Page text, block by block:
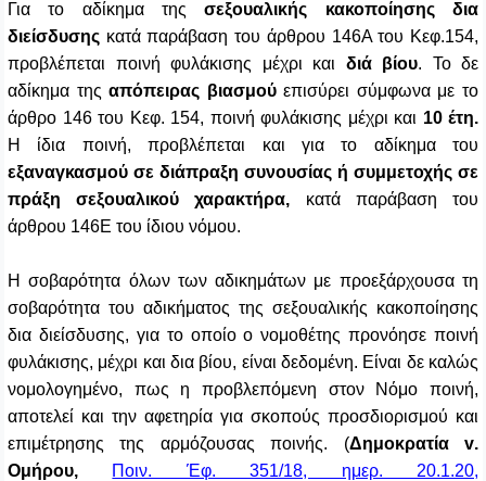
Για το αδίκημα τηςσεξουαλικής κακοποίησης δια
διείσδυσης κατά παράβαση του άρθρου 146Α του Κεφ.154,
προβλέπεται ποινή φυλάκισης μέχρι και διά βίου. Το δε
αδίκημα τηςαπόπειρας βιασμούεπισύρει σύμφωνα με το
άρθρο 146 του Κεφ. 154, ποινή φυλάκισης μέχρι και 10 έτη.
Η ίδια ποινή, προβλέπεται και για το αδίκημα του
εξαναγκασμού σε διάπραξη συνουσίας ή συμμετοχής σε
πράξη σεξουαλικού χαρακτήρα, κατά παράβαση του
άρθρου 146Ε του ίδιου νόμου.
Η σοβαρότητα όλων των αδικημάτων με προεξάρχουσα τη
σοβαρότητα του αδικήματος της σεξουαλικής κακοποίησης
δια διείσδυσης, για το οποίο ο νομοθέτης προνόησε ποινή
φυλάκισης, μέχρι και δια βίου, είναι δεδομένη. Είναι δε καλώς
νομολογημένο, πως η προβλεπόμενη στον Νόμο ποινή,
αποτελεί και την αφετηρία για σκοπούς προσδιορισμού και
επιμέτρησης της αρμόζουσας ποινής. (Δημοκρατίαv.
Ομήρου, Ποιν. Έφ. 351/18, ημερ. 20.1.20,